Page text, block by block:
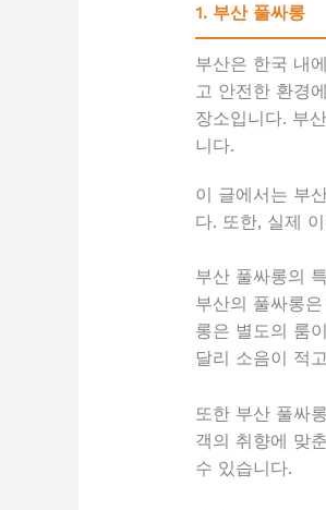
1. 부산 풀싸롱
부산은 한국 내
고 안전한 환경
장소입니다. 부
니다.
이 글에서는 부
다. 또한, 실제
부산 풀싸롱의
부산의 풀싸롱
롱은 별도의 룸
달리 소음이 적
또한 부산 풀싸
객의 취향에 맞
수 있습니다.